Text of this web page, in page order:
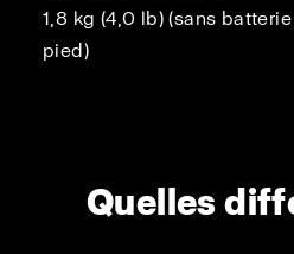
1,8 kg (4,0 lb) (sans
pied)
Quelles